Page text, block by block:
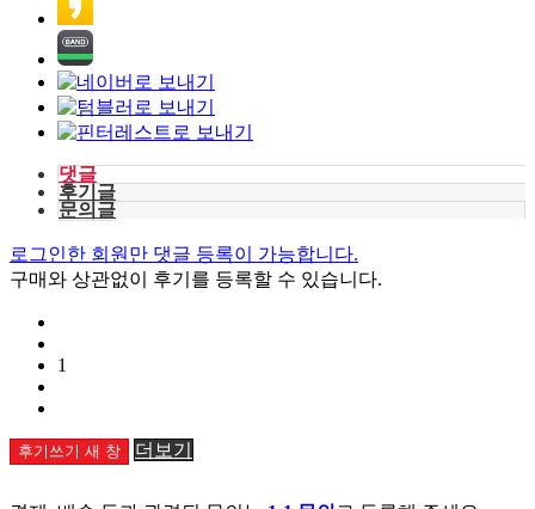
댓글
후기글
문의글
로그인한 회원만 댓글 등록이 가능합니다.
구매와 상관없이 후기를 등록할 수 있습니다.
1
후기쓰기 새 창 더보기